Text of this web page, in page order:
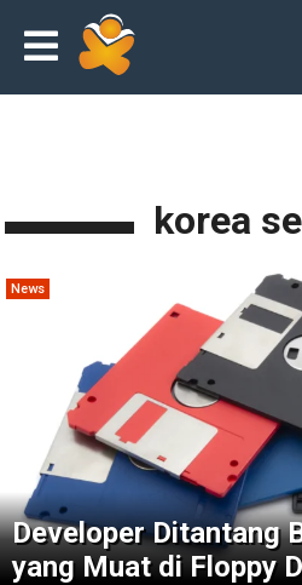
korea
News
Developer Ditantang
yang Muat di Floppy